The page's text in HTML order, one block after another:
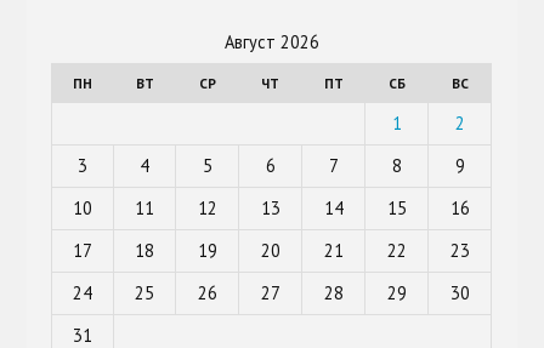
Август 2026
ПН ВТ СР ЧТ ПТ СБ ВС
1
2
3
4 5 6 7 8
9
10
11 12 13 14 15
16
17
18 19 20 21 22
23
24
25 26 27 28 29
30
31